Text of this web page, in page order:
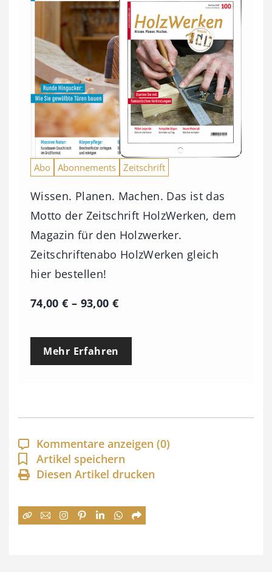
Abo Abonnements Zeitschrift
Wissen. Planen. Machen. Das ist das
Motto der Zeitschrift HolzWerken, dem
Magazin für den Holzwerker.
Zeitschriftenabo HolzWerken gleich
hier bestellen!
74,00€ – 93,00 €P
e
p
a
n
n
:
Mehr Erfahren
Kommentare anzeigen (0)
Artikel speichern
Diesen Artikel drucken